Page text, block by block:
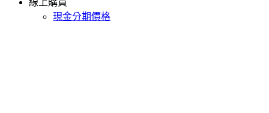
線上購買
現金分期價格